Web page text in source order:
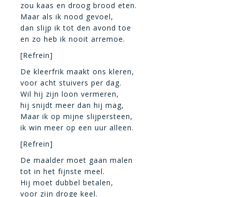
zou kaas en droog brood eten.
Maar als ik nood gevoel,
dan slijp ik tot den avond toe
en zo heb ik nooit arremoe.
[Refrein]
De kleerfrik maakt ons kleren,
voor acht stuivers per dag.
Wil hij zijn loon vermeren,
hij snijdt meer dan hij mag,
Maar ik op mijne slijpersteen,
ik win meer op een uur alleen.
[Refrein]
De maalder moet gaan malen
tot in het fijnste meel.
Hij moet dubbel betalen,
voor zijn droge keel.